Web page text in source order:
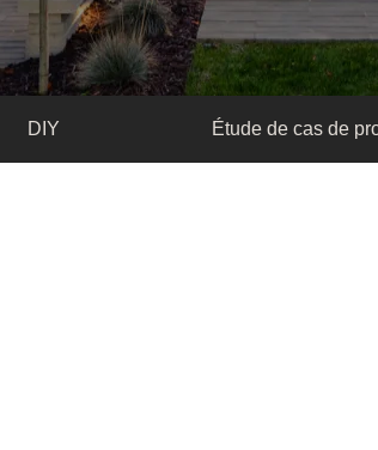
DIY Étude de cas de